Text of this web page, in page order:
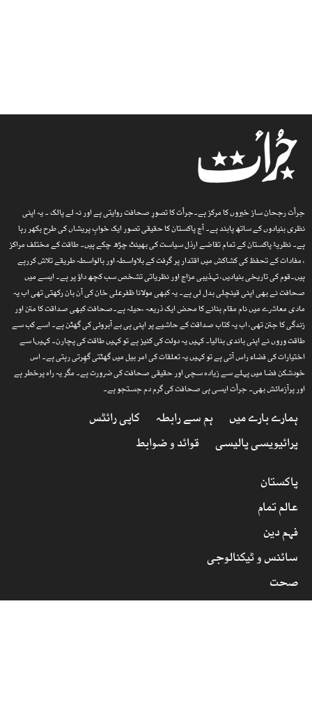
جرأت رجحان ساز خبروں کا مرکز ہے۔جرأت کا تصورِ صحافت روایتی ہے اور نہ لے پالک ۔ یہ اپنی
نظری بنیادوں کے ساتھ پابند ہے۔ آج پاکستان کا حقیقی تصور ایک خوابِ پریشاں کی طرح بکھر رہا
ہے۔ نظریۂ پاکستان کے تمام تقاضے ارذل سیاست کی بھینٹ چڑھ چکے ہیں۔ طاقت کے مختلف مراکز
، مفادات کے تحفظ کی کشاکش میں اقتدار پر گرفت کے بلاواسطہ اور بالواسطہ طریقے تلاش کررہے
ہیں۔قوم کی تاریخی بنیادیں، تہذیبی مزاج اور نظریاتی تشخص سب کچھ داؤ پر ہے۔ ایسے میں
صحافت نے بھی اپنی قینچلی بدل لی ہے۔ یہ کبھی مولانا ظفرعلی خان کی آن بان رکھتی تھی اب یہ
مادی معاشرے میں نام مقام بنانے کا محض ایک ذریعہ ،حیلہ ہے۔صحافت کبھی صداقت کا متن اور
زندگی کا جتن تھی، اب یہ کتاب صداقت کے حاشیے پر اپنی ہی بے آبروئی کی گھٹن ہے۔ اسے کب سے
طاقت وروں نے اپنی باندی بنالیا۔ کہیں یہ دولت کی کنیز ہے تو کہیں طاقت کی پچارن۔ کہیںا سے
اختیارات کی فضاء راس آتی ہے تو کہیں یہ تعلقات کی امر بیل میں گھٹتی گھِرتی رہتی ہے۔ اس
خودشکن فضا میں پہلے سے زیادہ سچی اور حقیقی صحافت کی ضرورت ہے۔ مگر یہ راہ پرخطر ہے
اور پرآزمائش بھی۔ جرأت ایسی ہی صحافت کی گرم دم جستجو ہے۔
ہمارے بارے میں ہم سے رابطہ
کاپی رائٹس
پرائیویسی پالیسی
قوائد و ضوابط
پاکستان
عالم تمام
فہم دین
سائنس و ٹیکنالوجی
صحت
معیشت